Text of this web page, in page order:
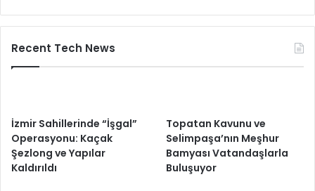
Recent Tech News
İzmir Sahillerinde “İşgal”
Operasyonu: Kaçak
Şezlong ve Yapılar
Kaldırıldı
Topatan Kavunu ve
Selimpaşa’nın Meşhur
Bamyası Vatandaşlarla
Buluşuyor